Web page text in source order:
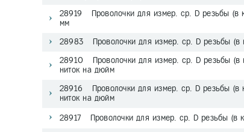
28919 Проволочки для измер. ср. D резьбы (в
мм
28983 Проволочки для измер. ср. D резьбы (в
28910 Проволочки для измер. ср. D резьбы (в
ниток на дюйм
28916 Проволочки для измер. ср. D резьбы (в
ниток на дюйм
28917 Проволочки для измер. ср. D резьбы (в